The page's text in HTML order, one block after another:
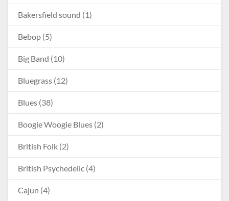
Bakersfield sound (1)
Bebop (5)
Big Band (10)
Bluegrass (12)
Blues (38)
Boogie Woogie Blues (2)
British Folk (2)
British Psychedelic (4)
Cajun (4)